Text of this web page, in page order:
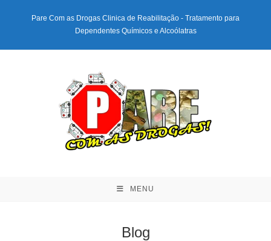
conteúdo
Pare Com as Drogas Clinica de Reabilitação - Tratamento para
Dependentes Químicos e Alcoólatras
MENU
Blog